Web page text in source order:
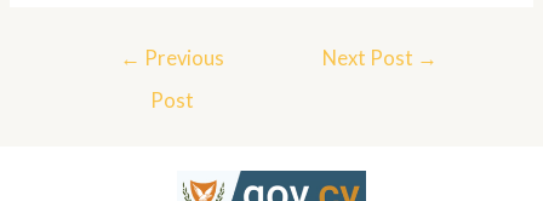
← Previous
Post
Next Post →